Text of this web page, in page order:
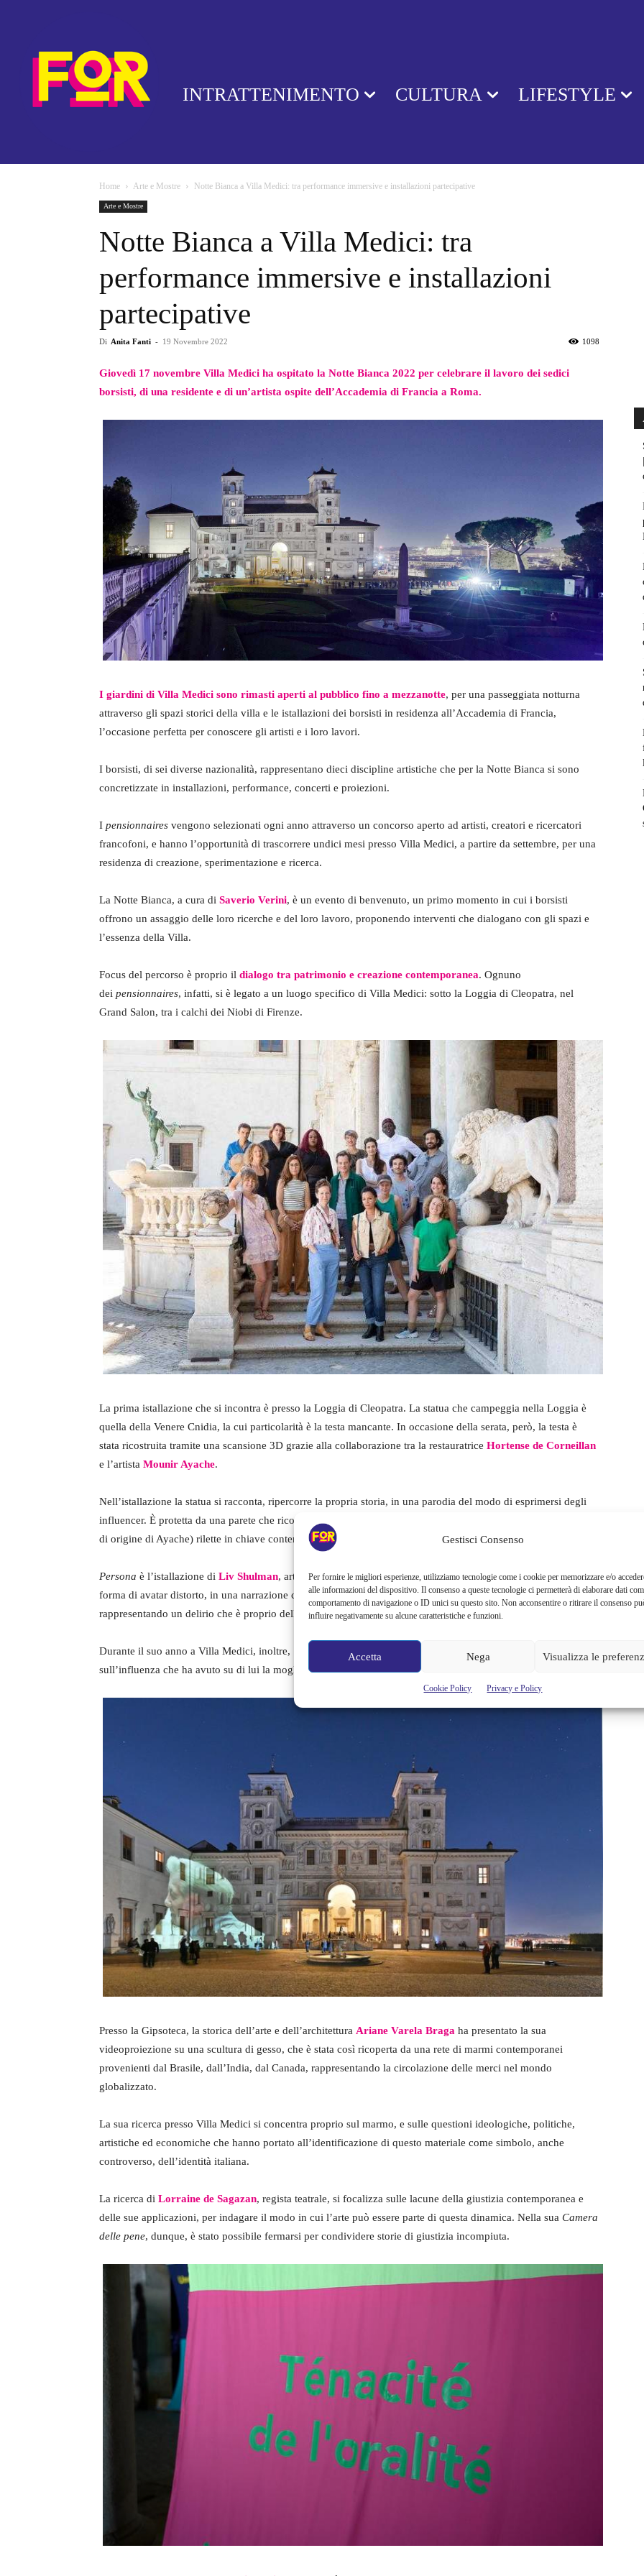
Gestisci Consenso
Per fornire le migliori esperienze, utilizziamo tecnologie come i cookie per memorizzare e/o
alle informazioni del dispositivo. Il consenso a queste tecnologie ci permetterà di elaborare dati
comportamento di navigazione o ID unici su questo sito. Non acconsentire o ritirare il consenso
influire negativamente su alcune caratteristiche e funzioni.
Accetta Nega Visualizza le
Cookie Policy Privacy e Policy
INTRATTENIMENTO CULTURA LIFESTYLE
Home Arte e Mostre Notte Bianca a Villa Medici: tra performance immersive e installazioni partecipative
Arte e Mostre
Notte Bianca a Villa Medici: tra
performance immersive e installazioni
partecipative
Di Anita Fanti - 19 Novembre 2022 1098
Giovedì 17 novembre Villa Medici ha ospitato la Notte Bianca 2022 per celebrare il lavoro dei sedici
borsisti, di una residente e di un’artista ospite dell’Accademia di Francia a Roma.
I giardini di Villa Medici sono rimasti aperti al pubblico fino a mezzanotte, per una passeggiata notturna
attraverso gli spazi storici della villa e le istallazioni dei borsisti in residenza all’Accademia di Francia,
l’occasione perfetta per conoscere gli artisti e i loro lavori.
I borsisti, di sei diverse nazionalità, rappresentano dieci discipline artistiche che per la Notte Bianca si sono
concretizzate in installazioni, performance, concerti e proiezioni.
I pensionnaires vengono selezionati ogni anno attraverso un concorso aperto ad artisti, creatori e ricercatori
francofoni, e hanno l’opportunità di trascorrere undici mesi presso Villa Medici, a partire da settembre, per una
residenza di creazione, sperimentazione e ricerca.
La Notte Bianca, a cura di Saverio Verini, è un evento di benvenuto, un primo momento in cui i borsisti
offrono un assaggio delle loro ricerche e del loro lavoro, proponendo interventi che dialogano con gli spazi e
l’essenza della Villa.
Focus del percorso è proprio il dialogo tra patrimonio e creazione contemporanea. Ognuno
dei pensionnaires, infatti, si è legato a un luogo specifico di Villa Medici: sotto la Loggia di Cleopatra, nel
Grand Salon, tra i calchi dei Niobi di Firenze.
La prima istallazione che si incontra è presso la Loggia di Cleopatra. La statua che campeggia nella Loggia è
quella della Venere Cnidia, la cui particolarità è la testa mancante. In occasione della serata, però, la testa è
stata ricostruita tramite una scansione 3D grazie alla collaborazione tra la restauratrice Hortense de Corneillan
e l’artista Mounir Ayache.
Nell’istallazione la statua si racconta, ripercorre la propria storia, in una parodia del modo di esprimersi degli
influencer. È protetta da una parete che ricorda un guscio e che riprende delle decorazioni marocchine (paese
di origine di Ayache) rilette in chiave contemporanea.
Persona è l’istallazione di Liv Shulman, artista visiva argentina: una proiezione in cui lei stessa appare sotto
forma di avatar distorto, in una narrazione che mescola ossessioni personali e senso dell’umorismo,
rappresentando un delirio che è proprio della società contemporanea.
Durante il suo anno a Villa Medici, inoltre, Schulman porterà avanti una ricerca sul teatro di Luigi Pirandello e
sull’influenza che ha avuto su di lui la moglie Maria Antonietta Portulano, affetta da disturbi psichici.
Presso la Gipsoteca, la storica dell’arte e dell’architettura Ariane Varela Braga ha presentato la sua
videoproiezione su una scultura di gesso, che è stata così ricoperta da una rete di marmi contemporanei
provenienti dal Brasile, dall’India, dal Canada, rappresentando la circolazione delle merci nel mondo
globalizzato.
La sua ricerca presso Villa Medici si concentra proprio sul marmo, e sulle questioni ideologiche, politiche,
artistiche ed economiche che hanno portato all’identificazione di questo materiale come simbolo, anche
controverso, dell’identità italiana.
La ricerca di Lorraine de Sagazan, regista teatrale, si focalizza sulle lacune della giustizia contemporanea e
delle sue applicazioni, per indagare il modo in cui l’arte può essere parte di questa dinamica. Nella sua Camera
delle pene, dunque, è stato possibile fermarsi per condividere storie di giustizia incompiuta.